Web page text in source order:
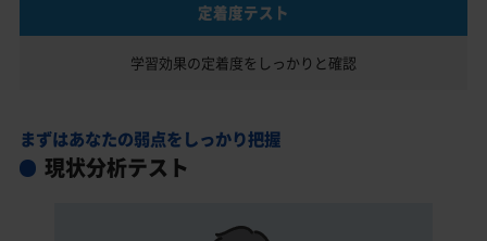
定着度テスト
学習効果の定着度を しっかりと確認
まずはあなたの弱点をしっかり把握
現状分析テスト